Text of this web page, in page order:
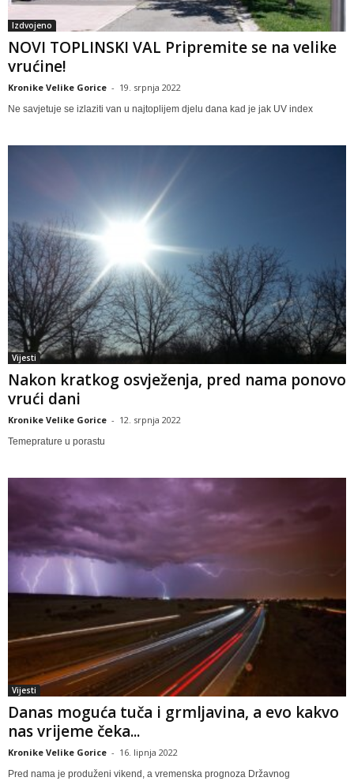
Izdvojeno
NOVI TOPLINSKI VAL Pripremite se na velike
vrućine!
Kronike Velike Gorice - 19. srpnja 2022
Ne savjetuje se izlaziti van u najtoplijem djelu dana kad je jak UV index
Vijesti
Nakon kratkog osvježenja, pred nama ponovo
vrući dani
Kronike Velike Gorice - 12. srpnja 2022
Temeprature u porastu
Vijesti
Danas moguća tuča i grmljavina, a evo kakvo
nas vrijeme čeka...
Kronike Velike Gorice - 16. lipnja 2022
Pred nama je produženi vikend, a vremenska prognoza Državnog